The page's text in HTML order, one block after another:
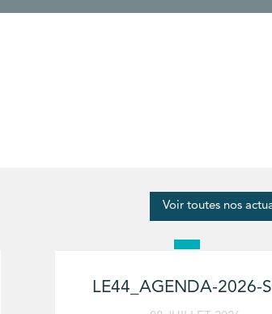
Voir toutes nos
LE44_AGENDA-2026-